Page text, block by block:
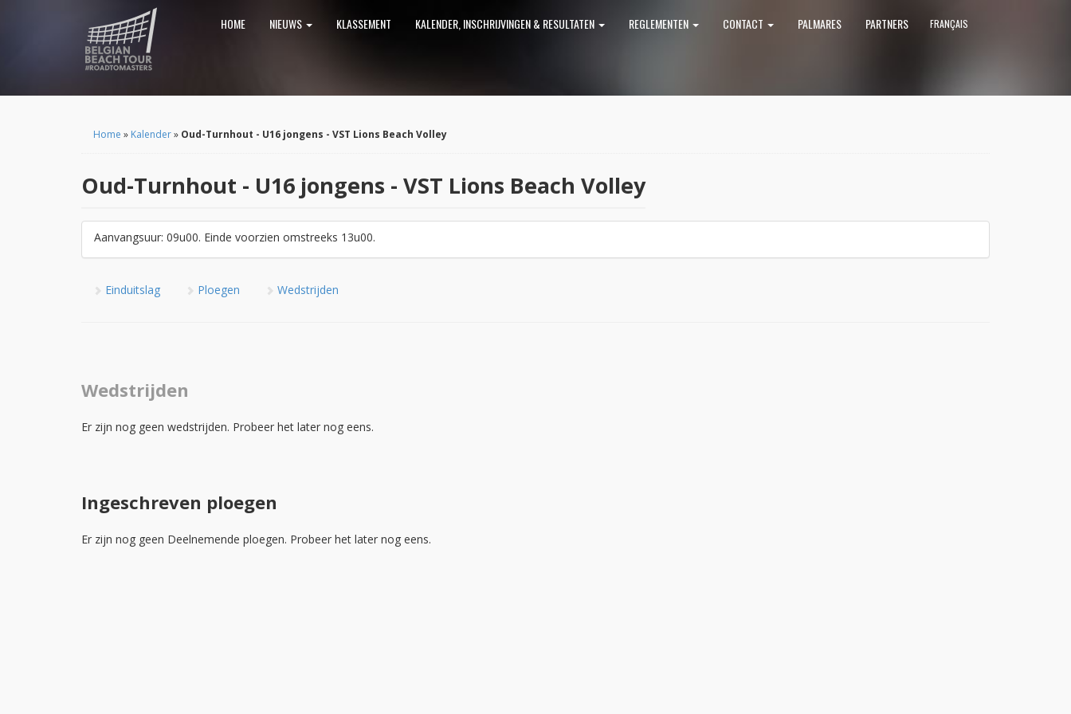
HOME NIEUWS KLASSEMENT KALENDER, INSCHRIJVINGEN & RESULTATEN REGLEMENTEN CONTACT PALMARES PARTNERS FRANÇAIS
Home » Kalender» Oud-Turnhout - U16 jongens - VST Lions Beach Volley
Oud-Turnhout - U16 jongens - VST Lions Beach Volley
Aanvangsuur: 09u00. Einde voorzien omstreeks 13u00.
Einduitslag Ploegen Wedstrijden
Wedstrijden
Er zijn nog geen wedstrijden. Probeer het later nog eens.
Ingeschreven ploegen
Er zijn nog geen Deelnemende ploegen. Probeer het later nog eens.